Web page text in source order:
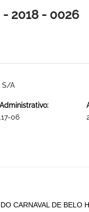
- 2018 - 0026
S/A
06
CARNAVAL DE